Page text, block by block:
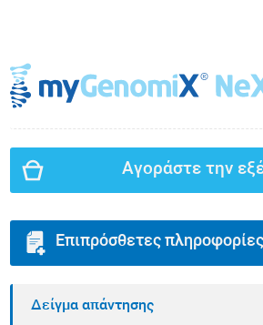
Αγοράστε την
Επιπρόσθετες πληροφορίες
Δείγμα απάντησης